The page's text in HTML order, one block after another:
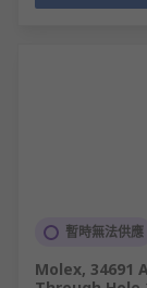
暫時無法供應
Molex, 34691